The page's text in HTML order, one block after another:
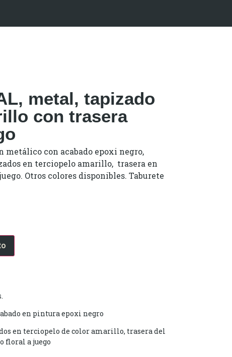
metal, tapizado
con trasera
metálico con acabado epoxi negro,
en terciopelo amarillo, trasera en
Otros colores disponibles. Taburete
en pintura epoxi negro
en terciopelo de color amarillo, trasera del
floral a juego